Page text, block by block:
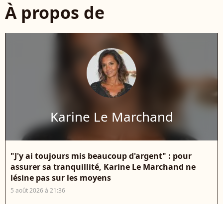
À propos de
Karine Le Marchand
"J'y ai toujours mis beaucoup d'argent" : pour
assurer sa tranquillité, Karine Le Marchand ne
lésine pas sur les moyens
5 août 2026 à 21:36